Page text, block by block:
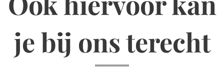
je bij ons terecht